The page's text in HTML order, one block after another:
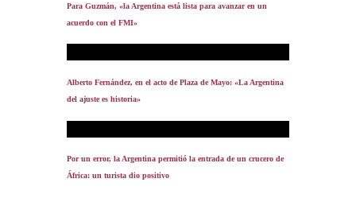
Para Guzmán, «la Argentina está lista para avanzar en un
acuerdo con el FMI»
Alberto Fernández, en el acto de Plaza de Mayo: «La Argentina
del ajuste es historia»
Por un error, la Argentina permitió la entrada de un crucero de
África: un turista dio positivo